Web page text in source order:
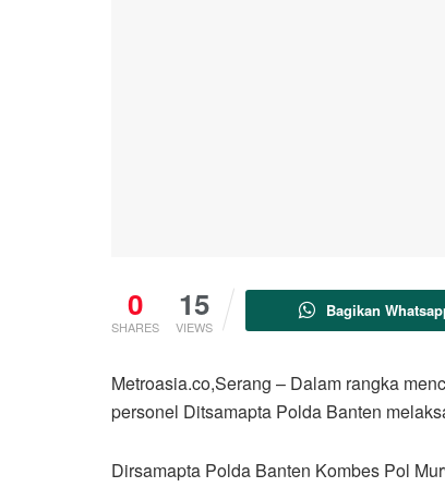
0
SHARES
15
VIEWS
Bagikan
Metroasia.co,Serang – Dalam rangka
personel Ditsamapta Polda Banten
Dirsamapta Polda Banten Kombes Pol